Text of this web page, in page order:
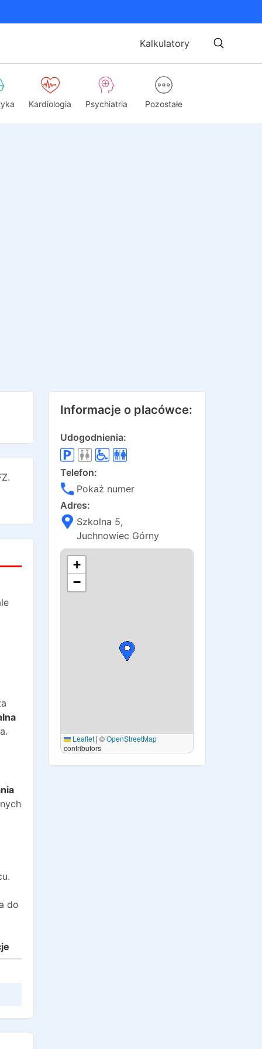
Kalkulatory
Kardiologia Psychiatria Pozostałe
do
Informacje o placówce:
Udogodnienia:
Telefon:
Pokaż numer
Adres:
Szkolna 5,
Juchnowiec Górny
+
−
Leaflet | ©OpenStreetMap
contributors